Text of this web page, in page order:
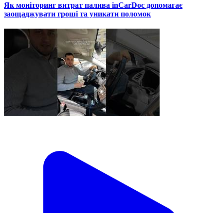
Як моніторинг витрат палива inCarDoc допомагає
заощаджувати гроші та уникати поломок